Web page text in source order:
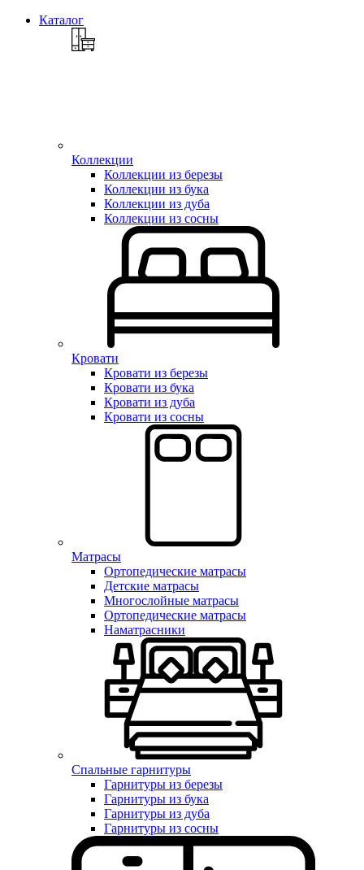
Каталог
Коллекции
Коллекции из березы
Коллекции из бука
Коллекции из дуба
Коллекции из сосны
Кровати
Кровати из березы
Кровати из бука
Кровати из дуба
Кровати из сосны
Матрасы
Ортопедические матрасы
Детские матрасы
Многослойные матрасы
Ортопедические матрасы
Наматрасники
Спальные гарнитуры
Гарнитуры из березы
Гарнитуры из бука
Гарнитуры из дуба
Гарнитуры из сосны